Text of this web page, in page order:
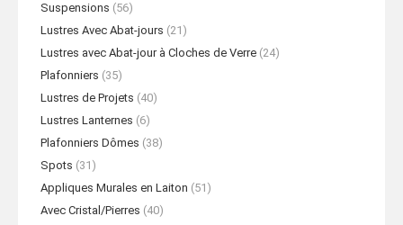
Suspensions (56)
Lustres Avec Abat-jours (21)
Lustres avec Abat-jour à Cloches de Verre (24)
Plafonniers (35)
Lustres de Projets (40)
Lustres Lanternes (6)
Plafonniers Dômes (38)
Spots (31)
Appliques Murales en Laiton (51)
Avec Cristal/Pierres (40)